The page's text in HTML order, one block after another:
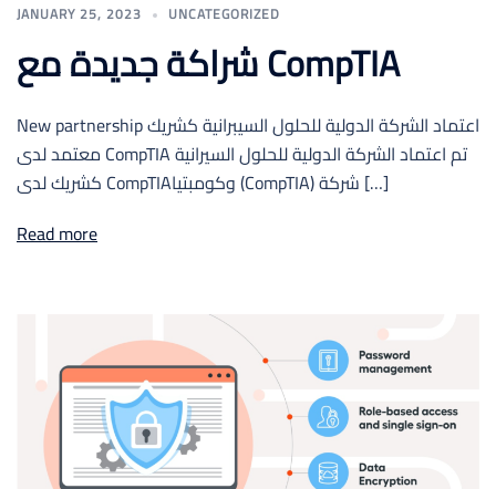
JANUARY 25, 2023 UNCATEGORIZED
شراكة جديدة مع CompTIA
New partnership اعتماد الشركة الدولية للحلول السيبرانية كشريك
معتمد لدى CompTIA تم اعتماد الشركة الدولية للحلول السيرانية
كشريك لدى CompTIAوكومبتيا (CompTIA) شركة […]
Read more